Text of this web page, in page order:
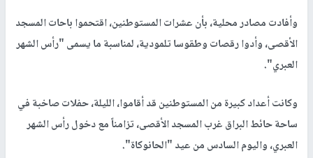
وأفادت مصادر محلية، بأن عشرات المستوطنين، اقتحموا باحات المسجد
الأقصى، وأدوا رقصات وطقوسا تلمودية، لمناسبة ما يسمى "رأس الشهر
العبري".
وكانت أعداد كبيرة من المستوطنين قد أقاموا، الليلة، حفلات صاخبة في
ساحة حائط البراق غرب المسجد الأقصى، تزامناً مع دخول رأس الشهر
العبري، واليوم السادس من عيد "الحانوكاة".